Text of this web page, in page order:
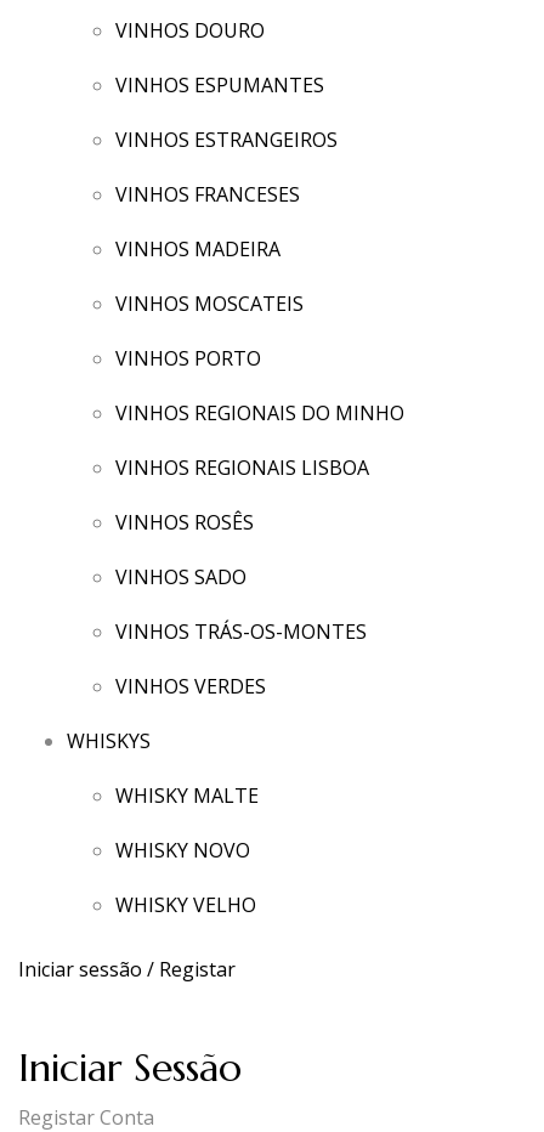
VINHOS DOURO
VINHOS ESPUMANTES
VINHOS ESTRANGEIROS
VINHOS FRANCESES
VINHOS MADEIRA
VINHOS MOSCATEIS
VINHOS PORTO
VINHOS REGIONAIS DO MINHO
VINHOS REGIONAIS LISBOA
VINHOS ROSÊS
VINHOS SADO
VINHOS TRÁS-OS-MONTES
VINHOS VERDES
WHISKYS
WHISKY MALTE
WHISKY NOVO
WHISKY VELHO
Iniciar sessão / Registar
Iniciar Sessão
Registar Conta